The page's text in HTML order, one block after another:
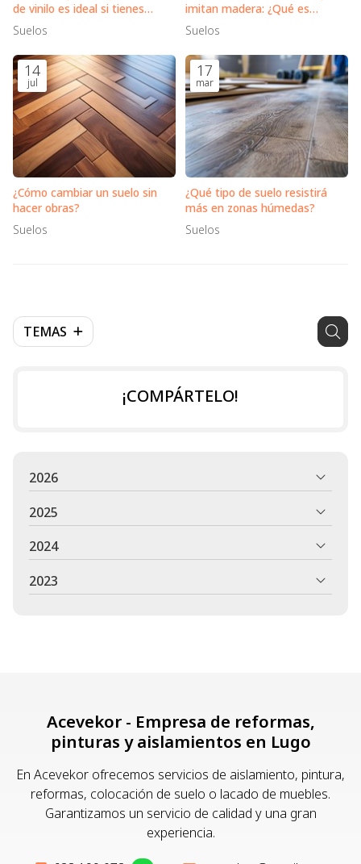
TEMAS
de vinilo es ideal si tienes
mascotas en casa
Suelos
imitan madera: ¿Qué es
mejor?
Suelos
14
jul
¿Cómo cambiar un suelo sin
hacer obras?
Suelos
17
mar
¿Qué tipo de suelo resistirá
más en zonas húmedas?
Suelos
¡COMPÁRTELO!
2026
2025
2024
2023
Acevekor - Empresa de reformas,
pinturas y aislamientos en Lugo
En Acevekor ofrecemos servicios de aislamiento, pintura,
reformas, colocación de suelo o lacado de muebles.
Garantizamos un servicio de calidad y una gran
experiencia.